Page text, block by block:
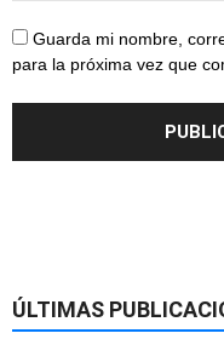
Guarda mi nombre,
para la próxima vez que
ÚLTIMAS